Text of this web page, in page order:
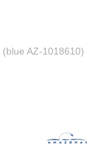
AZ-1018610)